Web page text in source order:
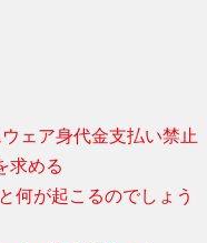
ェア身代金支払い禁止
求める
何が起こるのでしょう